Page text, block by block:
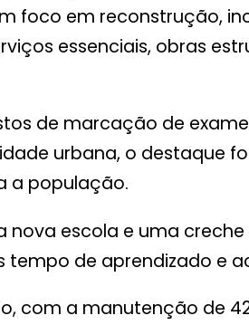
foco em reconstrução,
essenciais, obras
de marcação de
urbana, o destaque
a população.
escola e uma
de aprendizado e
com a manutenção de